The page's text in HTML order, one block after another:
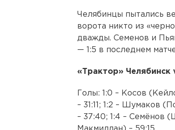
Челябинцы пытались
ворота никто из
дважды. Семенов и
— 1:5 в последнем
«Трактор» Челябинск
Голы: 1:0 – Косов
– 31:11; 1:2 – Шумаков
– 37:40; 1:4 – Семёнов